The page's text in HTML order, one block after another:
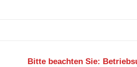
Bitte beachten Sie: